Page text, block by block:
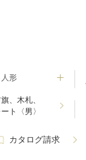
形
、木札、
ト〈男〉
カタログ請求